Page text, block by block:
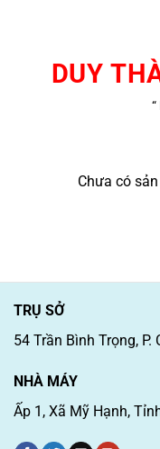
DUY
Chưa có
TRỤ SỞ
54 Trần Bình Trọng, P.
NHÀ MÁY
Ấp 1, Xã Mỹ Hạnh,